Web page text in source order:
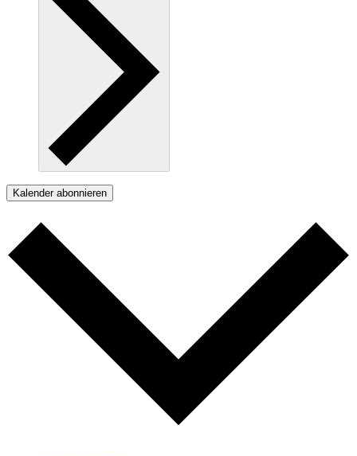
Kalender abonnieren